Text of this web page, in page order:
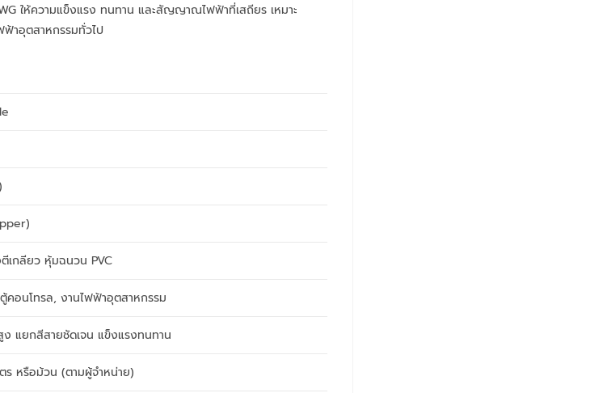
ให้ความแข็งแรง ทนทาน และสัญญาณไฟฟ้าที่เสถียร เหมาะ
ฟ้าอุตสาหกรรมทั่วไป
เกลียว หุ้มฉนวน PVC
คอนโทรล, งานไฟฟ้าอุตสาหกรรม
ง แยกสีสายชัดเจน แข็งแรงทนทาน
ร หรือม้วน (ตามผู้จำหน่าย)